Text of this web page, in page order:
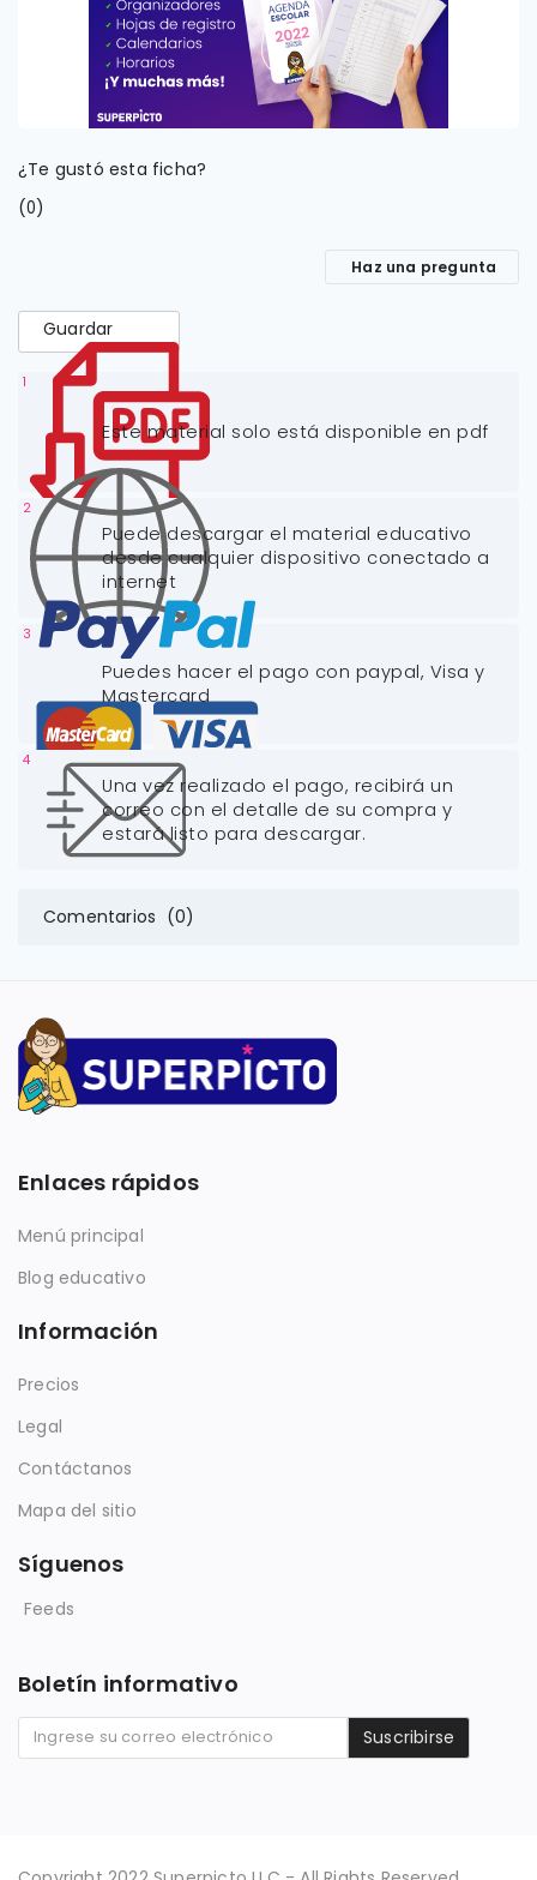
¿Te gustó esta ficha?
(0)
Haz una pregunta
Guardar
1
Este material solo está disponible en pdf
2
Puede descargar el material educativo
desde cualquier dispositivo conectado a
internet
3
Puedes hacer el pago con paypal, Visa y
Mastercard
4
Una vez realizado el pago, recibirá un
correo con el detalle de su compra y
estará listo para descargar.
Comentarios (0)
Enlaces rápidos
Menú principal
Blog educativo
Información
Precios
Legal
Contáctanos
Mapa del sitio
Síguenos
Feeds
Boletín informativo
Suscribirse